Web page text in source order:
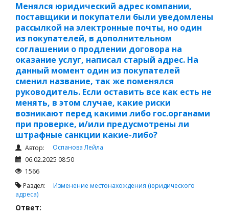
Менялся юридический адрес компании,
поставщики и покупатели были уведомлены
рассылкой на электронные почты, но один
из покупателей, в дополнительном
соглашении о продлении договора на
оказание услуг, написал старый адрес. На
данный момент один из покупателей
сменил название, так же поменялся
руководитель. Если оставить все как есть не
менять, в этом случае, какие риски
возникают перед какими либо гос.органами
при проверке, и/или предусмотрены ли
штрафные санкции какие-либо?
Автор:
Оспанова Лейла
06.02.2025 08:50
1566
Раздел: Изменение местонахождения (юридического
адреса)
Ответ: